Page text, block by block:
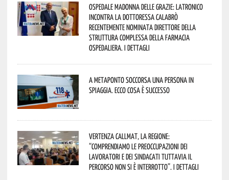
Ospedale Madonna delle Grazie: Latronico
incontra la dottoressa Calabrò
recentemente nominata Direttore della
Struttura Complessa della Farmacia
Ospedaliera. I dettagli
A Metaponto soccorsa una persona in
spiaggia. Ecco cosa è successo
Vertenza CallMat, la Regione:
“comprendiamo le preoccupazioni dei
lavoratori e dei sindacati tuttavia il
percorso non si è interrotto”. I dettagli